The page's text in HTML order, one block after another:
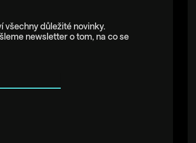
všechny důležité novinky.
newsletter o tom, na co se